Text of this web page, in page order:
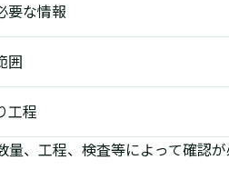
要な情報
囲
工程
、工程、検査等によって確認が